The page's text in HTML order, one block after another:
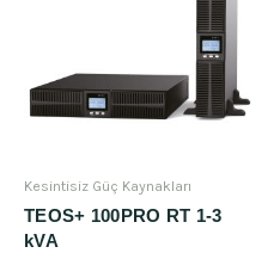
Kesintisiz Güç Kaynakları
TEOS+ 100PRO RT 1-3
kVA